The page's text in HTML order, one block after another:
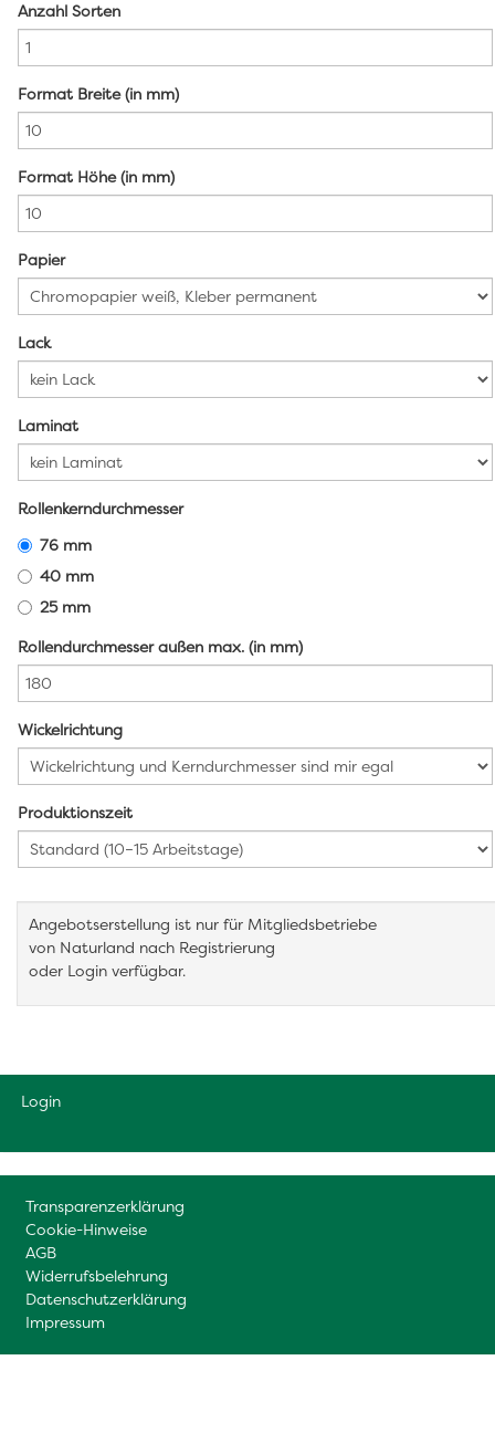
Anzahl Sorten
Format Breite (in mm)
Format Höhe (in mm)
Papier
Lack
Laminat
Rollenkerndurchmesser
76 mm
40 mm
25 mm
Rollendurchmesser außen max. (in mm)
Wickelrichtung
Produktionszeit
Angebotserstellung ist nur für Mitgliedsbetriebe
von Naturland nach Registrierung
oder Login verfügbar.
Login
Transparenzerklärung
Cookie-Hinweise
AGB
Widerrufsbelehrung
Datenschutzerklärung
Impressum